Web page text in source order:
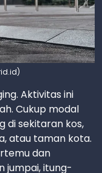
Aktivitas ini
Cukup modal
di sekitaran kos,
atau taman kota.
dan
jumpai, itung-